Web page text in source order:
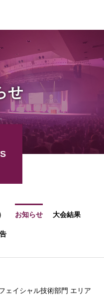
せ
お知らせ 大会結果
ェイシャル技術部門 エリア